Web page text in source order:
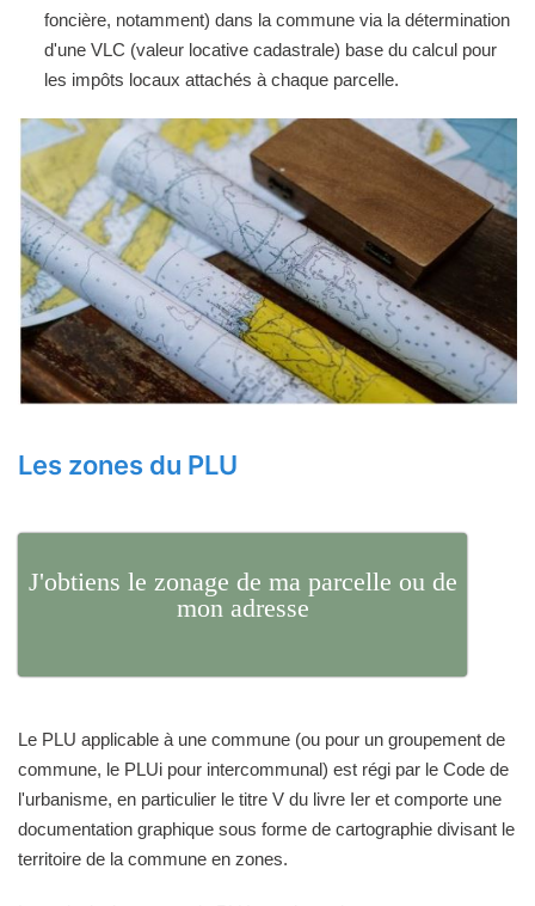
foncière, notamment) dans la commune via la détermination
d'une VLC (valeur locative cadastrale) base du calcul pour
les impôts locaux attachés à chaque parcelle.
Les zones du PLU
J'obtiens le zonage de ma parcelle ou de
mon adresse
Le PLU applicable à une commune (ou pour un groupement de
commune, le PLUi pour intercommunal) est régi par le Code de
l'urbanisme, en particulier le titre V du livre Ier et comporte une
documentation graphique sous forme de cartographie divisant le
territoire de la commune en zones.